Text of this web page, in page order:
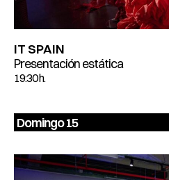
IT SPAIN
Presentación estática
19:30 h.
Domingo 15